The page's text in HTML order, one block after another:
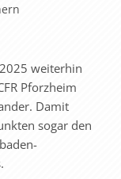
weiterhin
Pforzheim
Damit
sogar den